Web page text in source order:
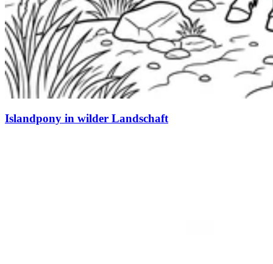
Islandpony in wilder Landschaft